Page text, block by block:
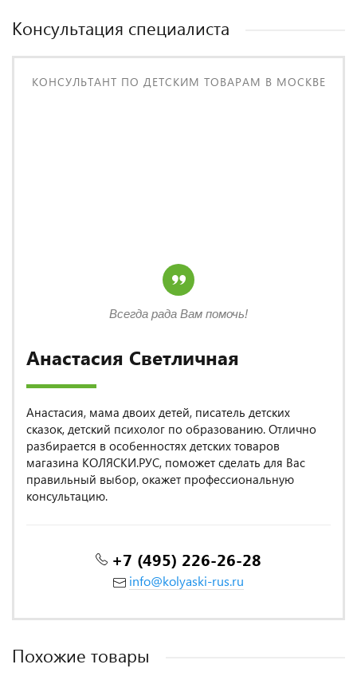
Консультация специалиста
КОНСУЛЬТАНТ ПО ДЕТСКИМ ТОВАРАМ В МОСКВЕ
Анастасия Светличная
Анастасия, мама двоих детей, писатель детских
сказок, детский психолог по образованию. Отлично
разбирается в особенностях детских товаров
магазина КОЛЯСКИ.РУС, поможет сделать для Вас
правильный выбор, окажет профессиональную
консультацию.
+7 (495) 226-26-28
info@kolyaski-rus.ru
Всегда рада Вам помочь!
Похожие товары